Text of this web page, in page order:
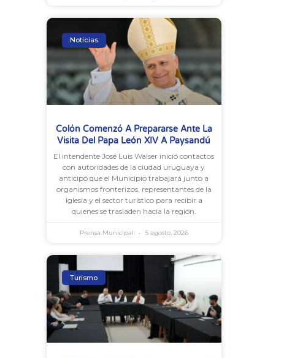
Noticias
Colón Comenzó A Prepararse Ante La
Visita Del Papa León XIV A Paysandú
El intendente José Luis Walser inició contactos
con autoridades de la ciudad uruguaya y
anticipó que el Municipio trabajará junto a
organismos fronterizos, representantes de la
Iglesia y el sector turístico para recibir a
quienes se trasladen hacia la región.
Prensa Municipal 5 agosto, 2026
Turismo